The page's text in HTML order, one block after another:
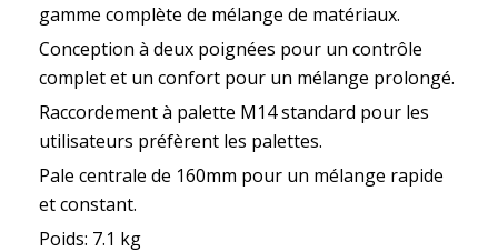
gamme complète de mélange de matériaux.
Conception à deux poignées pour un contrôle
complet et un confort pour un mélange prolongé.
Raccordement à palette M14 standard pour les
utilisateurs préfèrent les palettes.
Pale centrale de 160mm pour un mélange rapide
et constant.
Poids: 7.1 kg